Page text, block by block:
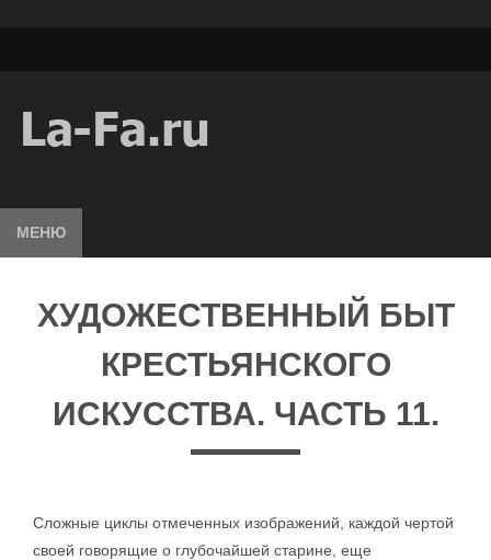
МЕНЮ
ХУДОЖЕСТВЕННЫЙ БЫТ
КРЕСТЬЯНСКОГО
ИСКУССТВА. ЧАСТЬ 11.
Сложные циклы отмеченных изображений, каждой чертой
своей говорящие о глубочайшей старине, еще